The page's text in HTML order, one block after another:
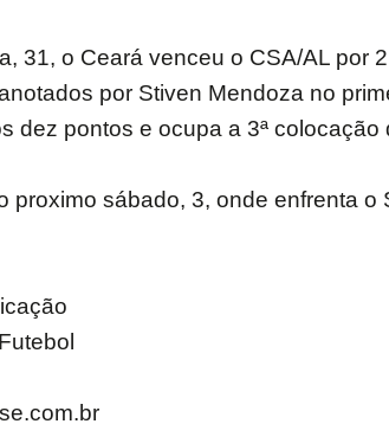
31, o Ceará venceu o CSA/AL
por Stiven Mendoza no
dez pontos e ocupa a 3ª colocação
proximo sábado, 3, onde enfrenta